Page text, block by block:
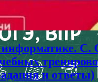
С.
и ответы)